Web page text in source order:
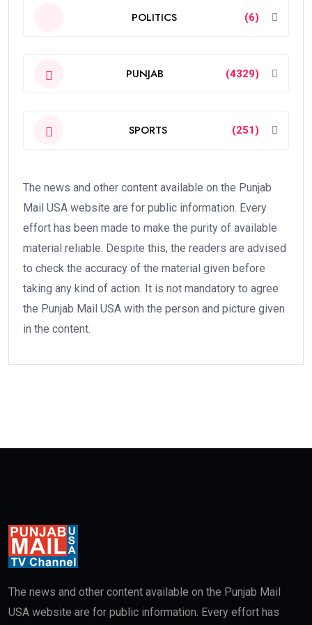
POLITICS (6)
PUNJAB (4329)
SPORTS (251)
The news and other content available on the Punjab
Mail USA website are for public information. Every
effort has been made to make the purity of available
material reliable. Despite this, the readers are advised
to check the accuracy of the material given before
taking any kind of action. It is not mandatory to agree
the Punjab Mail USA with the person and picture given
in the content.
The news and other content available on the Punjab Mail
USA website are for public information. Every effort has